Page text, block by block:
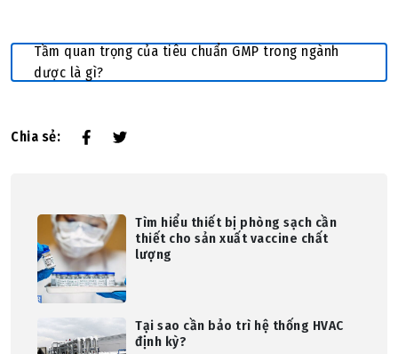
Tầm quan trọng của tiêu chuẩn GMP trong ngành
dược là gì?
Chia sẻ:
Tìm hiểu thiết bị phòng sạch cần
thiết cho sản xuất vaccine chất
lượng
Tại sao cần bảo trì hệ thống HVAC
định kỳ?